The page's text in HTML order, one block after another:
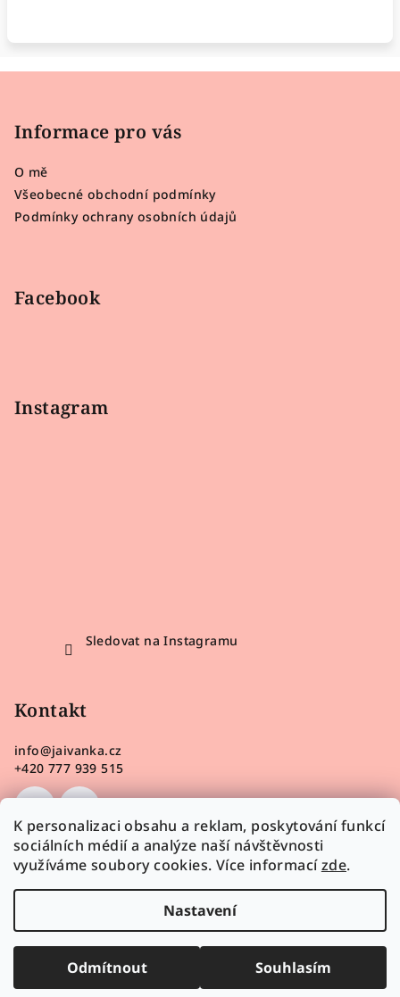
K personalizaci obsahu a reklam, poskytování funkcí
sociálních médií a analýze naší návštěvnosti
využíváme soubory cookies. Více informacízde.
Nastavení
Odmítnout Souhlasím
Informace pro vás
O mě
Všeobecné obchodní podmínky
Podmínky ochrany osobních údajů
Facebook
Instagram
Sledovat na Instagramu
Kontakt
info@jaivanka.cz
+420 777 939 515